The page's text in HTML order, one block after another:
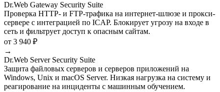
Dr.Web Gateway Security Suite
Проверка HTTP- и FTP-трафика на интернет-шлюзе и прокси-
сервере с интеграцией по ICAP. Блокирует угрозу на входе в
сеть и фильтрует доступ к опасным сайтам.
от 3 940 ₽
→
Dr.Web Server Security Suite
Защита файловых серверов и серверов приложений на
Windows, Unix и macOS Server. Низкая нагрузка на систему и
реагирование на инциденты с машинным обучением.